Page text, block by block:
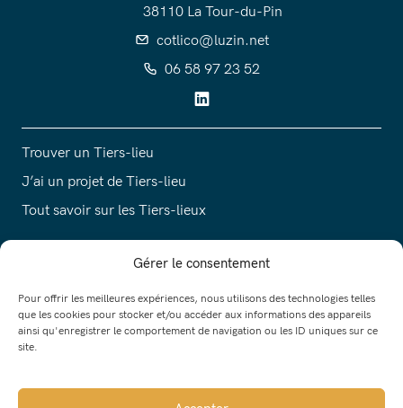
Gérer le consentement
Pour offrir les meilleures expériences, nous utilisons des technologies telles
que les cookies pour stocker et/ou accéder aux informations des appareils
ainsi qu'enregistrer le comportement de navigation ou les ID uniques sur ce
site.
38110 La Tour-du-Pin
cotlico@luzin.net
06 58 97 23 52
Trouver un Tiers-lieu
J’ai un projet de Tiers-lieu
Tout savoir sur les Tiers-lieux